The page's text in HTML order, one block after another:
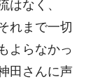
はなく、
れまで一切
よらなかっ
田さんに声